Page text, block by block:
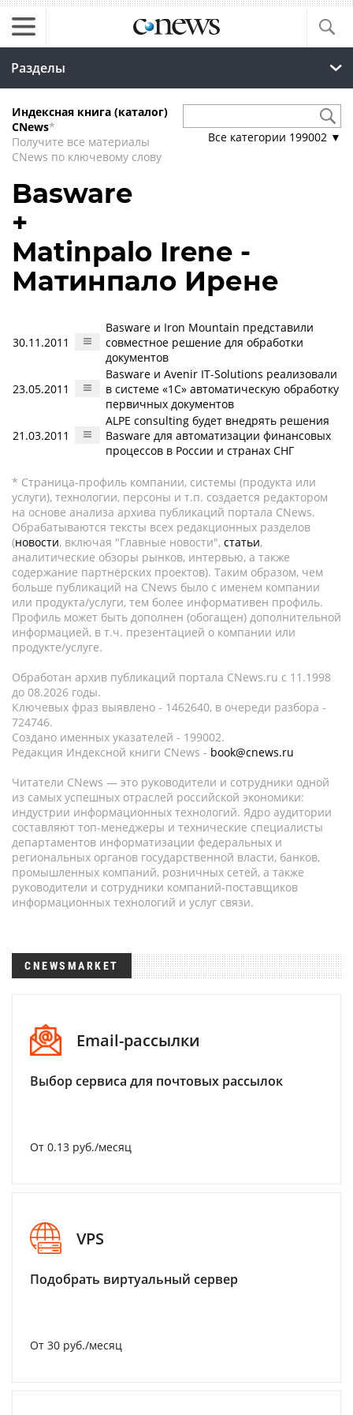
Разделы
Индексная книга (каталог)
CNews*
Получите все материалы
CNews по ключевому слову
Все категории 199002 ▼
Basware
+
Matinpalo Irene -
Матинпало Ирене
30.11.2011
Basware и Iron Mountain представили
совместное решение для обработки
документов
23.05.2011
Basware и Avenir IT-Solutions реализовали
в системе «1С» автоматическую обработку
первичных документов
21.03.2011
ALPE consulting будет внедрять решения
Basware для автоматизации финансовых
процессов в России и странах СНГ
* Страница-профиль компании, системы (продукта или
услуги), технологии, персоны и т.п. создается редактором
на основе анализа архива публикаций портала CNews.
Обрабатываются тексты всех редакционных разделов
(новости, включая "Главные новости", статьи,
аналитические обзоры рынков, интервью, а также
содержание партнёрских проектов). Таким образом, чем
больше публикаций на CNews было с именем компании
или продукта/услуги, тем более информативен профиль.
Профиль может быть дополнен (обогащен) дополнительной
информацией, в т.ч. презентацией о компании или
продукте/услуге.
Обработан архив публикаций портала CNews.ru c 11.1998
до 08.2026 годы.
Ключевых фраз выявлено - 1462640, в очереди разбора -
724746.
Создано именных указателей - 199002.
Редакция Индексной книги CNews - book@cnews.ru
Читатели CNews — это руководители и сотрудники одной
из самых успешных отраслей российской экономики:
индустрии информационных технологий. Ядро аудитории
составляют топ-менеджеры и технические специалисты
департаментов информатизации федеральных и
региональных органов государственной власти, банков,
промышленных компаний, розничных сетей, а также
руководители и сотрудники компаний-поставщиков
информационных технологий и услуг связи.
CNEWSMARKET
Email-рассылки
Выбор сервиса для почтовых рассылок
От 0.13 руб./месяц
VPS
Подобрать виртуальный сервер
От 30 руб./месяц